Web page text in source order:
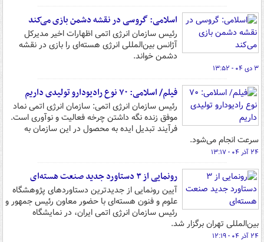
اسلامی: گروسی در نقشه دشمن بازی می‌کند
رئیس سازمان انرژی اتمی اظهارات اخیر مدیرکل
آژانس بین‌المللی انرژی هسته‌ای را بازی در نقشه
دشمن خواند.
۳ دی ۰۴ - ۱۳:۵۲
فیلم/ اسلامی: ۷۰ نوع رادیودارو تولیدی داریم
رئیس سازمان انرژی اتمی: سازمان انرژی اتمی نماد
موفق زنده نگه داشتن چرخه فعالیت و نوآوری است.
فرآیند تبدیل ایده به محصول در این سازمان به
سرعت انجام می‌شود.
۲۴ آذر ۰۴ - ۱۳:۱۷
رونمایی از ۳ دستاورد جدید صنعت هسته‌ای
آیین رونمایی از جدیدترین دستاوردهای پژوهشگاه
علوم و فنون هسته‌ای با حضور معاون رئیس جمهور و
رئیس سازمان انرژی اتمی ایران، در نمایشگاه
بین‌المللی تهران برگزار شد.
۲۴ آذر ۰۴ - ۱۲:۱۹